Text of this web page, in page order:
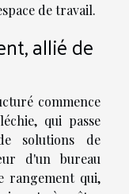
de travail.
allié de
commence
qui passe
solutions de
d'un bureau
rangement qui,